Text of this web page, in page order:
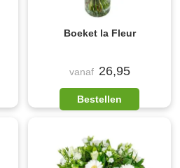
Boeket la Fleur
vanaf 26,95
Bestellen